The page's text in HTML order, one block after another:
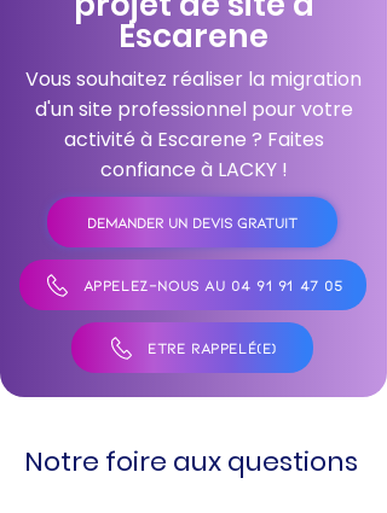
Escarene
Vous souhaitez réaliser la migration
d'un site professionnel pour votre
activité à Escarene ? Faites
confiance à LACKY !
DEMANDER UN DEVIS GRATUIT
APPELEZ-NOUS AU 04 91 91 47 05
ÊTRE RAPPELÉ(E)
Notre foire aux questions